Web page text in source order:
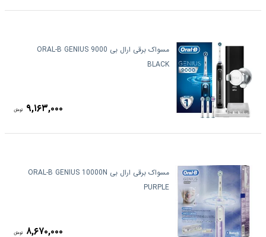
مسواک برقی ارال بی ORAL-B GENIUS 9000
BLACK
۹,۱۶۳,۰۰۰ تومان
مسواک برقی ارال بی ORAL-B GENIUS 10000N
PURPLE
۸,۶۷۰,۰۰۰ تومان